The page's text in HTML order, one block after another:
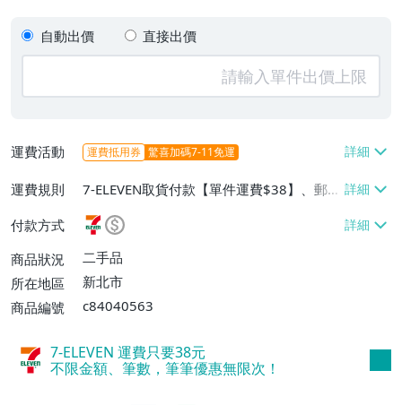
自動出價 直接出價
運費活動 運費抵用券 驚喜加碼7-11免運
運費規則
7-ELEVEN取貨付款【單件運費$38】、郵局
掛號【單件運費$60】、面交/自取/不寄送
【免運費】
付款方式
商品狀況
二手品
所在地區
新北市
商品編號
c84040563
7-ELEVEN 運費只要38元
不限金額、筆數，筆筆優惠無限次！